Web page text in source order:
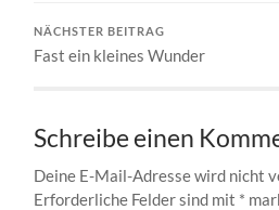
NÄCHSTER BEITRAG
Fast ein kleines Wunder
Schreibe einen
Deine E-Mail-Adresse wird nicht
Erforderliche Felder sind mit *